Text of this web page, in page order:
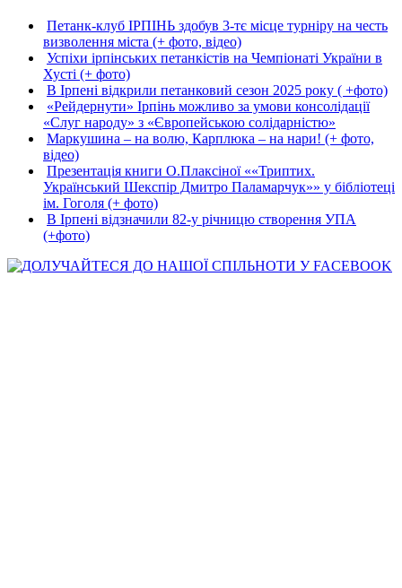
Петанк-клуб ІРПІНЬ здобув 3-тє місце турніру на честь
визволення міста (+ фото, відео)
Успіхи ірпінських петанкістів на Чемпіонаті України в
Хусті (+ фото)
В Ірпені відкрили петанковий сезон 2025 року ( +фото)
«Рейдернути» Ірпінь можливо за умови консолідації
«Слуг народу» з «Європейською солідарністю»
Маркушина – на волю, Карплюка – на нари! (+ фото,
відео)
Презентація книги О.Плаксіної ««Триптих.
Український Шекспір Дмитро Паламарчук»» у бібліотеці
ім. Гоголя (+ фото)
В Ірпені відзначили 82-у річницю створення УПА
(+фото)